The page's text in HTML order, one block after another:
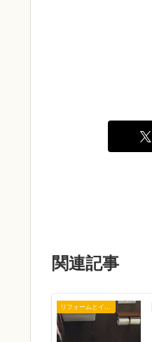
関連記事
リフォームとインテリア